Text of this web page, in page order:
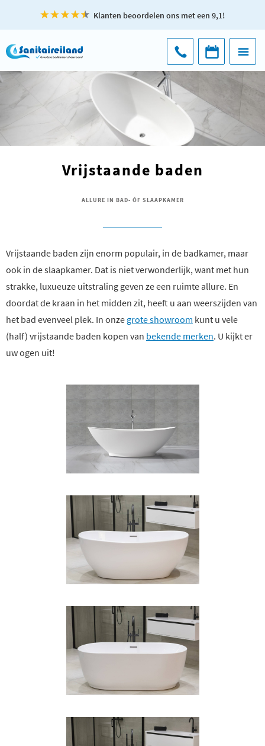
Klanten beoordelen ons met een 9,1!
Vrijstaande baden
ALLURE IN BAD- ÓF SLAAPKAMER
Vrijstaande baden zijn enorm populair, in de badkamer, maar
ook in de slaapkamer. Dat is niet verwonderlijk, want met hun
strakke, luxueuze uitstraling geven ze een ruimte allure. En
doordat de kraan in het midden zit, heeft u aan weerszijden van
het bad evenveel plek. In onze grote showroom kunt u vele
(half) vrijstaande baden kopen van bekende merken. U kijkt er
uw ogen uit!